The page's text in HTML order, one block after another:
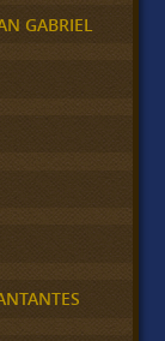
GABRIEL